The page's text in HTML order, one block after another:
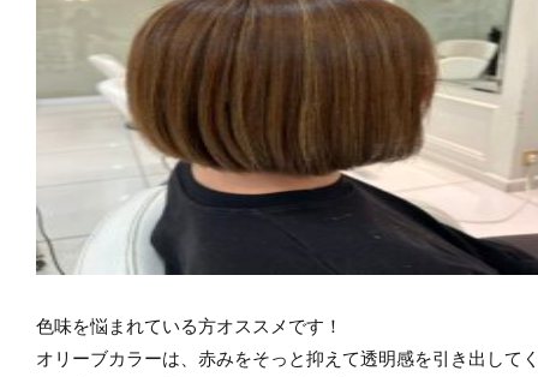
色味を悩まれている方オススメです！
オリーブカラーは、赤みをそっと抑えて透明感を引き出して